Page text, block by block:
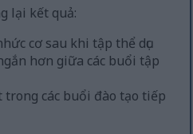
lại kết quả:
cơ sau khi tập thể dục
hơn giữa các buổi tập
trong các buổi đào tạo tiếp